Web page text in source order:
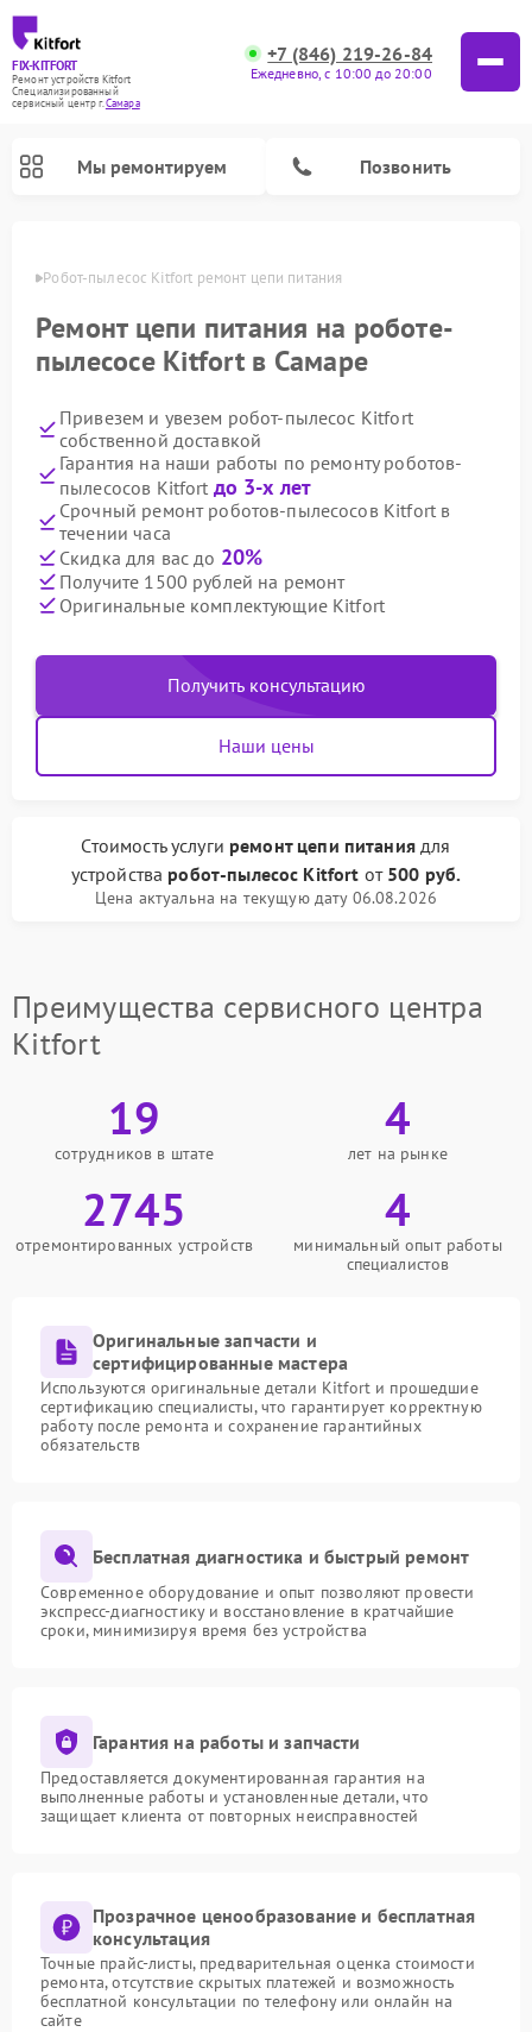
FIX-KITFORT
Ремонт устройств Kitfort
Специализированный
cервисный центр г.Самара
+7 (846) 219-26-84
Ежедневно, с 10:00 до 20:00
Мы ремонтируем Позвонить
Робот-пылесос Kitfort ремонт цепи питания
Ремонт цепи питания на роботе-
пылесосе Kitfort в Самаре
Привезем и увезем робот-пылесос Kitfort
собственной доставкой
Гарантия на наши работы по ремонту роботов-
пылесосов Kitfort до 3-х лет
Срочный ремонт роботов-пылесосов Kitfort в
течении часа
Скидка для вас до 20%
Получите 1500 рублей на ремонт
Оригинальные комплектующие Kitfort
Получить консультацию
Наши цены
Стоимость услуги ремонт цепи питаниядля
устройства робот-пылесос Kitfort от 500 руб.
Цена актуальна на текущую дату 06.08.2026
Преимущества сервисного центра
Kitfort
19
сотрудников в штате
4
лет на рынке
2745
отремонтированных устройств
4
минимальный опыт работы
специалистов
Оригинальные запчасти и
сертифицированные мастера
Используются оригинальные детали Kitfort и прошедшие
сертификацию специалисты, что гарантирует корректную
работу после ремонта и сохранение гарантийных
обязательств
Бесплатная диагностика и быстрый ремонт
Современное оборудование и опыт позволяют провести
экспресс-диагностику и восстановление в кратчайшие
сроки, минимизируя время без устройства
Гарантия на работы и запчасти
Предоставляется документированная гарантия на
выполненные работы и установленные детали, что
защищает клиента от повторных неисправностей
Прозрачное ценообразование и бесплатная
консультация
Точные прайс-листы, предварительная оценка стоимости
ремонта, отсутствие скрытых платежей и возможность
бесплатной консультации по телефону или онлайн на
сайте